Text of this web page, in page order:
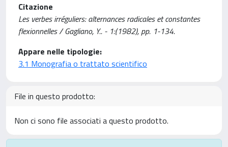
Citazione
Les verbes irréguliers: alternances radicales et constantes
flexionnelles / Gagliano, Y.. - 1:(1982), pp. 1-134.
Appare nelle tipologie:
3.1 Monografia o trattato scientifico
File in questo prodotto:
Non ci sono file associati a questo prodotto.